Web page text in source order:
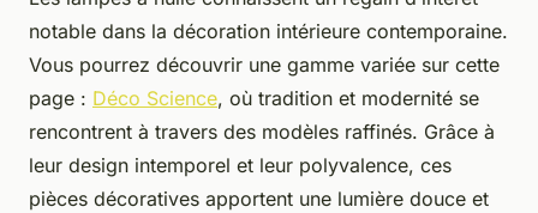
notable dans la décoration intérieure contemporaine.
Vous pourrez découvrir une gamme variée sur cette
page : Déco Science, où tradition et modernité se
rencontrent à travers des modèles raffinés. Grâce à
leur design intemporel et leur polyvalence, ces
pièces décoratives apportent une lumière douce et